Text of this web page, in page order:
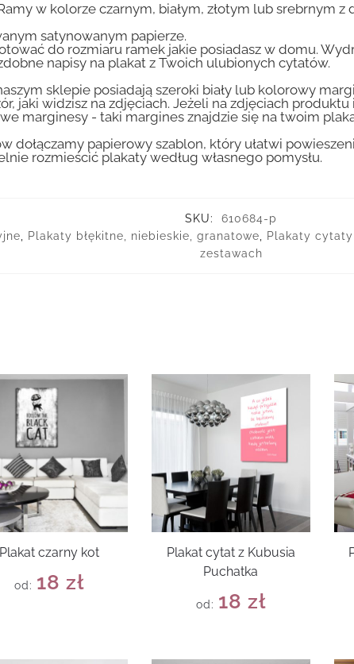
w kolorze czarnym, białym, złotym lub srebrnym
satynowanym papierze.
do rozmiaru ramek jakie posiadasz w domu.
napisy na plakat z Twoich ulubionych cytatów.
sklepie posiadają szeroki biały lub kolorowy
jaki widzisz na zdjęciach. Jeżeli na zdjęciach
marginesy - taki margines znajdzie się na twoim
dołączamy papierowy szablon, który ułatwi
rozmieścić plakaty według własnego pomysłu.
SKU:
610684-p
, Plakaty błękitne, niebieskie, granatowe, Plakaty
zestawach
Plakat czarny kot
od: 18 zł
Plakat cytat z Kubusia
Puchatka
od: 18 zł